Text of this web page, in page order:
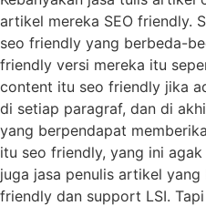
artikel mereka SEO friendly.
seo friendly yang berbeda-
friendly versi mereka itu
content itu seo friendly jika
di setiap paragraf, dan di
yang berpendapat
itu seo friendly, yang ini
juga jasa penulis artikel
friendly dan support LSI.